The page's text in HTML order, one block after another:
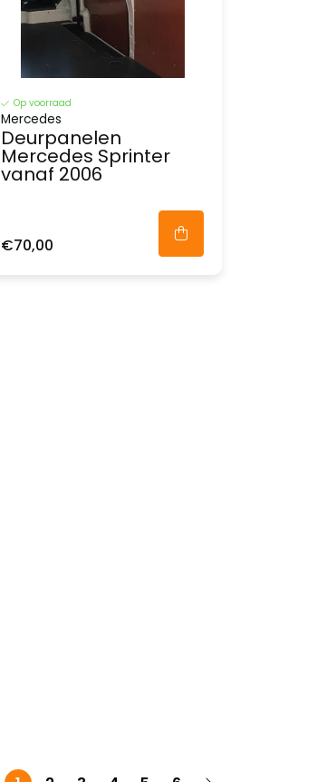
Op voorraad
Mercedes
Deurpanelen
Mercedes Sprinter
vanaf 2006
€70,00